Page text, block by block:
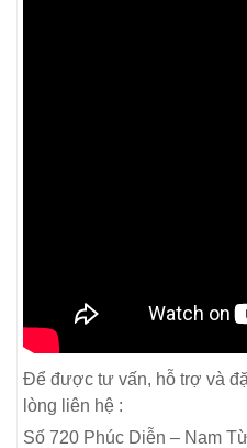
Để được tư vấn, hỗ trợ và
lòng liên hệ :
Số 720 Phúc Diễn – Nam